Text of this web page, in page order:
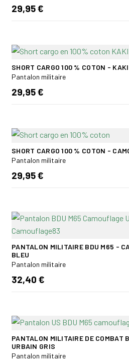
29,95 €
SHORT CARGO 100 % COTON - KAKI
Pantalon militaire
29,95 €
SHORT CARGO 100 % COTON -
Pantalon militaire
29,95 €
PANTALON MILITAIRE BDU M65 -
BLEU
Pantalon militaire
32,40 €
PANTALON MILITAIRE DE COMBAT
URBAIN GRIS
Pantalon militaire